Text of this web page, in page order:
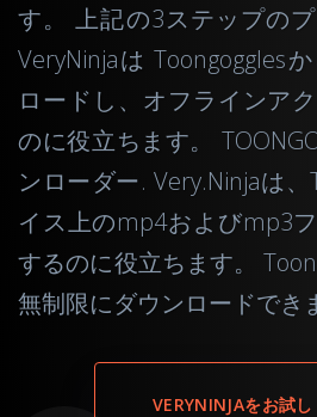
す。 上記の3ステップのプ
VeryNinjaは Toongoggles
ロードし、オフラインア
のに役立ちます。
ンローダー. Very.Ninjaは
イス上のmp4およびmp3
するのに役立ちます。
無制限にダウンロードでき
VERYNINJAをお試